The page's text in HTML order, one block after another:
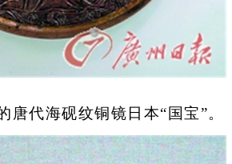
唐代海砚纹铜镜日本“国宝”。